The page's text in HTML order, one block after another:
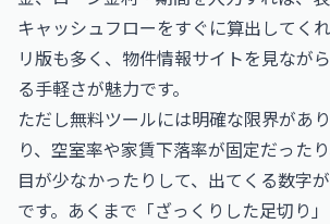
キャッシュフローをすぐに算出してく
リ版も多く、物件情報サイトを見なが
る手軽さが魅力です。
ただし無料ツールには明確な限界があ
り、空室率や家賃下落率が固定だった
目が少なかったりして、出てくる数字
です。あくまで「ざっくりした足切り